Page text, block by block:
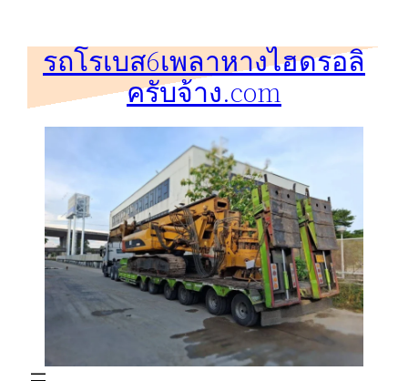
รถโรเบส6เพลาหางไฮดรอลิ
ครับจ้าง.com